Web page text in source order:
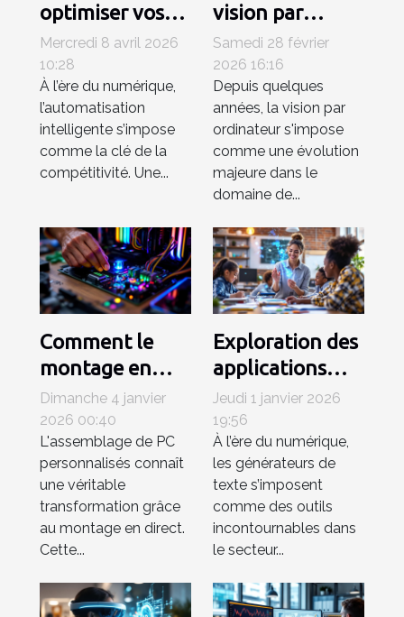
optimiser vos
processus
professionnels
avec une
plateforme d'IA
intégrée ?
Mercredi 8 avril 2026
10:28
À l’ère du numérique,
l’automatisation
intelligente s’impose
comme la clé de la
compétitivité. Une...
vision par
ordinateur
révolutionne-t-
elle l'analyse
d'images ?
Samedi 28 février
2026 16:16
Depuis quelques
années, la vision par
ordinateur s'impose
comme une évolution
majeure dans le
domaine de...
Comment le
montage en
direct
révolutionne
l'assemblage
des PC
personnalisés ?
Dimanche 4 janvier
2026 00:40
L'assemblage de PC
personnalisés connaît
une véritable
transformation grâce
au montage en direct.
Cette...
Exploration des
applications
pratiques des
générateurs de
texte dans
l'éducation
Jeudi 1 janvier 2026
19:56
À l’ère du numérique,
les générateurs de
texte s’imposent
comme des outils
incontournables dans
le secteur...